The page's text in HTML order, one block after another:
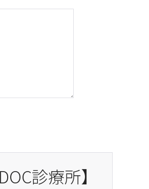
診療所】